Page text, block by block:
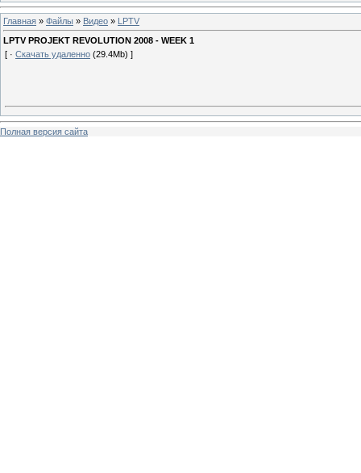
Главная » Файлы » Видео » LPTV
LPTV PROJEKT REVOLUTION 2008 - WEEK 1
[ · Скачать удаленно (29.4Mb) ]
Полная версия сайта